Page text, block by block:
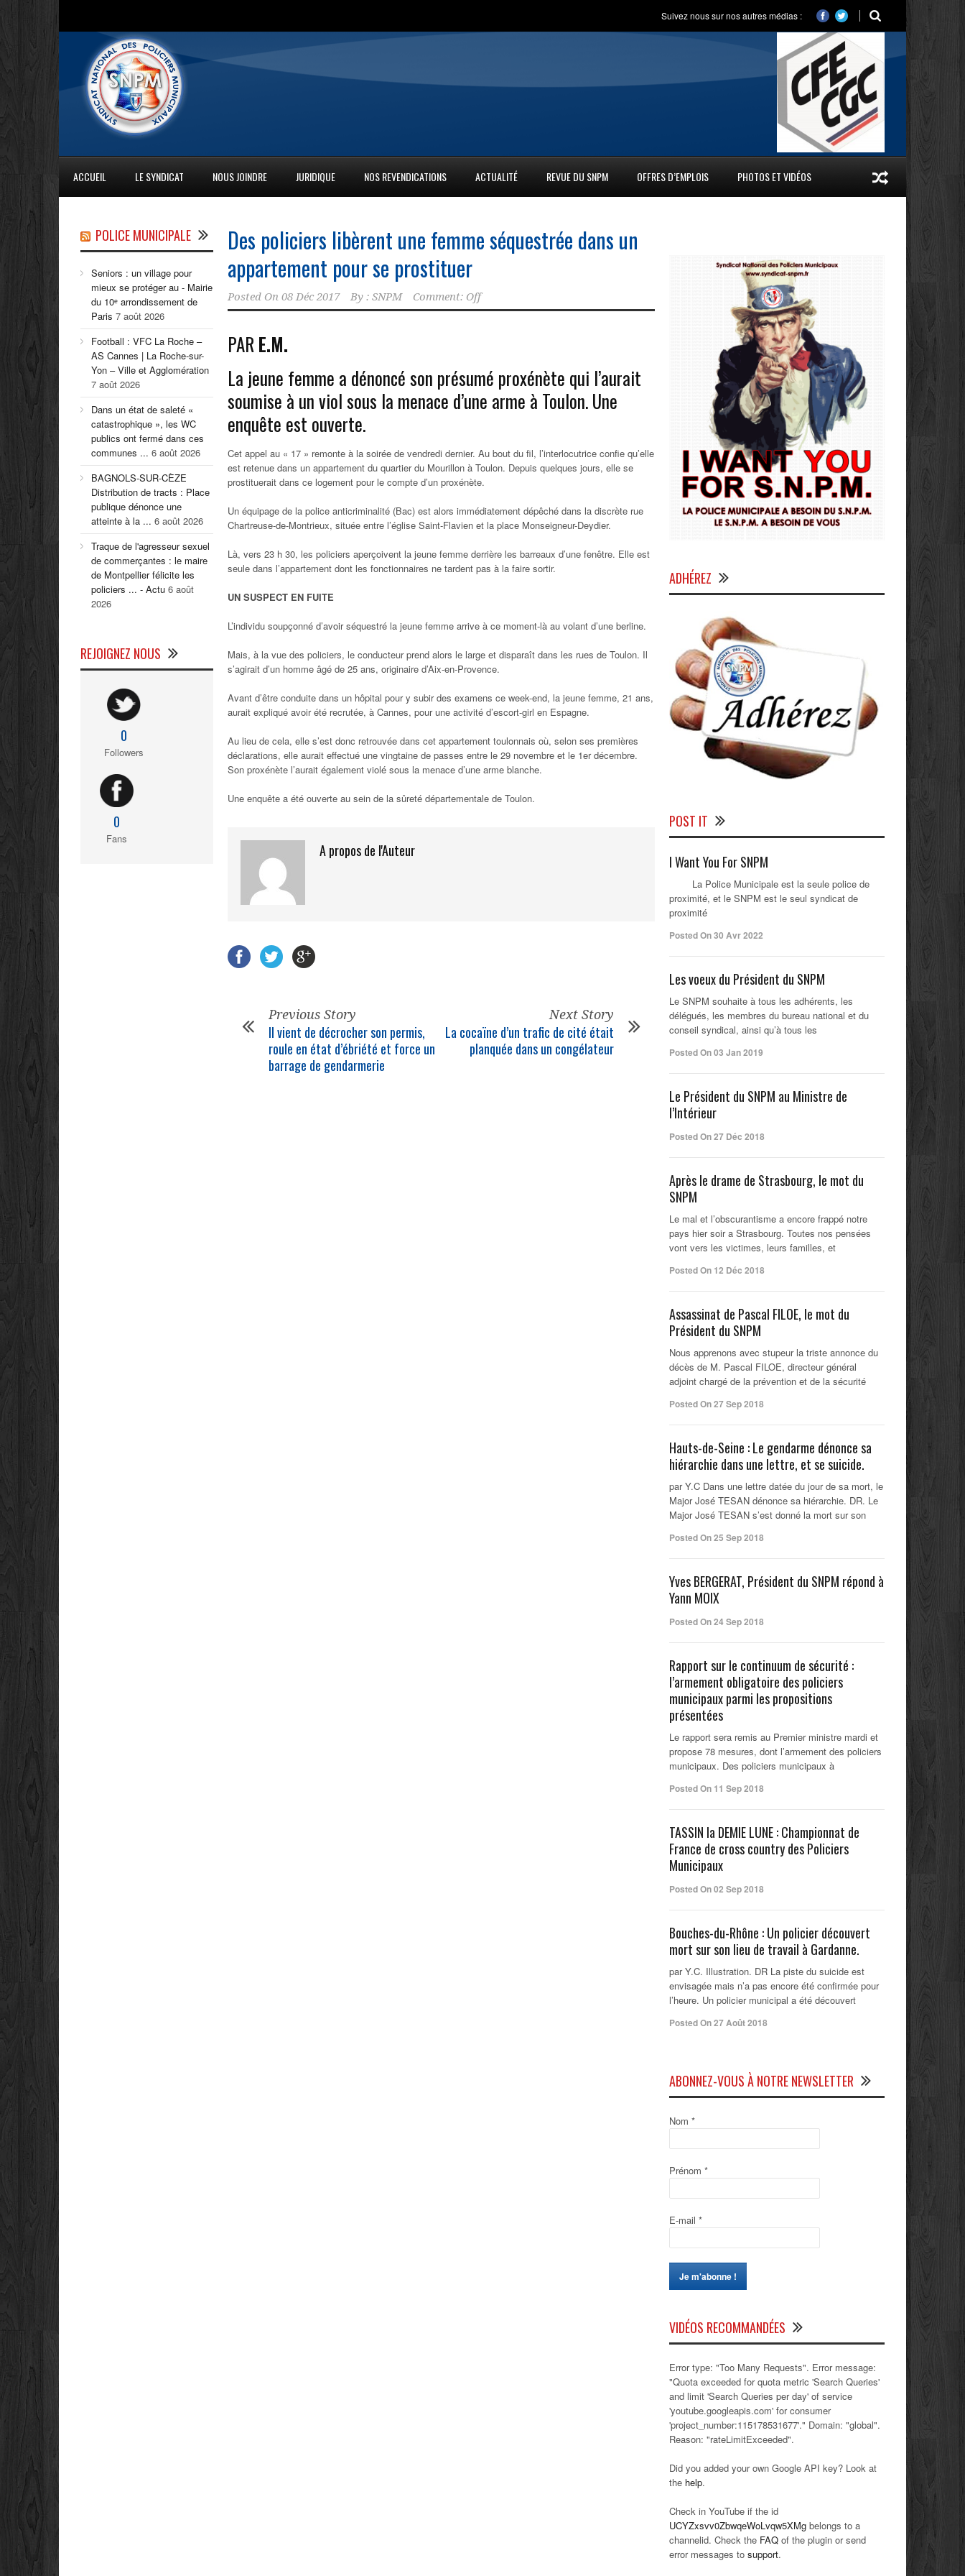
Suivez nous sur nos autres médias :
ACCUEIL LE SYNDICAT NOUS JOINDRE JURIDIQUE NOS REVENDICATIONS ACTUALITÉ REVUE DU SNPM OFFRES D’EMPLOIS PHOTOS ET VIDÉOS
Des policiers libèrent une femme séquestrée dans un
appartement pour se prostituer
Posted On 08 Déc 2017 By : SNPM Comment: Off
PAR E.M.
La jeune femme a dénoncé son présumé proxénète qui l’aurait
soumise à un viol sous la menace d’une arme à Toulon. Une
enquête est ouverte.
Cet appel au « 17 » remonte à la soirée de vendredi dernier. Au bout du fil, l’interlocutrice confie qu’elle
est retenue dans un appartement du quartier du Mourillon à Toulon. Depuis quelques jours, elle se
prostituerait dans ce logement pour le compte d’un proxénète.
Un équipage de la police anticriminalité (Bac) est alors immédiatement dépêché dans la discrète rue
Chartreuse-de-Montrieux, située entre l’église Saint-Flavien et la place Monseigneur-Deydier.
Là, vers 23 h 30, les policiers aperçoivent la jeune femme derrière les barreaux d’une fenêtre. Elle est
seule dans l’appartement dont les fonctionnaires ne tardent pas à la faire sortir.
UN SUSPECT EN FUITE
L’individu soupçonné d’avoir séquestré la jeune femme arrive à ce moment-là au volant d’une berline.
Mais, à la vue des policiers, le conducteur prend alors le large et disparaît dans les rues de Toulon. Il
s’agirait d’un homme âgé de 25 ans, originaire d’Aix-en-Provence.
Avant d’être conduite dans un hôpital pour y subir des examens ce week-end, la jeune femme, 21 ans,
aurait expliqué avoir été recrutée, à Cannes, pour une activité d’escort-girl en Espagne.
Au lieu de cela, elle s’est donc retrouvée dans cet appartement toulonnais où, selon ses premières
déclarations, elle aurait effectué une vingtaine de passes entre le 29 novembre et le 1er décembre.
Son proxénète l’aurait également violé sous la menace d’une arme blanche.
Une enquête a été ouverte au sein de la sûreté départementale de Toulon.
A propos de l'Auteur
Previous Story
Il vient de décrocher son permis,
roule en état d’ébriété et force un
barrage de gendarmerie
Next Story
La cocaïne d’un trafic de cité était
planquée dans un congélateur
POLICE MUNICIPALE
Seniors : un village pour
mieux se protéger au - Mairie
du 10ᵉ arrondissement de
Paris 7 août 2026
Football : VFC La Roche –
AS Cannes | La Roche-sur-
Yon – Ville et Agglomération
7 août 2026
Dans un état de saleté «
catastrophique », les WC
publics ont fermé dans ces
communes ... 6 août 2026
BAGNOLS-SUR-CÈZE
Distribution de tracts : Place
publique dénonce une
atteinte à la ... 6 août 2026
Traque de l'agresseur sexuel
de commerçantes : le maire
de Montpellier félicite les
policiers ... - Actu 6 août
2026
REJOIGNEZ NOUS
0
Followers
0
Fans
ADHÉREZ
POST IT
I Want You For SNPM
La Police Municipale est la seule police de
proximité, et le SNPM est le seul syndicat de
proximité
Posted On 30 Avr 2022
Les voeux du Président du SNPM
Le SNPM souhaite à tous les adhérents, les
délégués, les membres du bureau national et du
conseil syndical, ainsi qu’à tous les
Posted On 03 Jan 2019
Le Président du SNPM au Ministre de
l’Intérieur
Posted On 27 Déc 2018
Après le drame de Strasbourg, le mot du
SNPM
Le mal et l’obscurantisme a encore frappé notre
pays hier soir a Strasbourg. Toutes nos pensées
vont vers les victimes, leurs familles, et
Posted On 12 Déc 2018
Assassinat de Pascal FILOE, le mot du
Président du SNPM
Nous apprenons avec stupeur la triste annonce du
décès de M. Pascal FILOE, directeur général
adjoint chargé de la prévention et de la sécurité
Posted On 27 Sep 2018
Hauts-de-Seine : Le gendarme dénonce sa
hiérarchie dans une lettre, et se suicide.
par Y.C Dans une lettre datée du jour de sa mort, le
Major José TESAN dénonce sa hiérarchie. DR. Le
Major José TESAN s’est donné la mort sur son
Posted On 25 Sep 2018
Yves BERGERAT, Président du SNPM répond à
Yann MOIX
Posted On 24 Sep 2018
Rapport sur le continuum de sécurité :
l’armement obligatoire des policiers
municipaux parmi les propositions
présentées
Le rapport sera remis au Premier ministre mardi et
propose 78 mesures, dont l’armement des policiers
municipaux. Des policiers municipaux à
Posted On 11 Sep 2018
TASSIN la DEMIE LUNE : Championnat de
France de cross country des Policiers
Municipaux
Posted On 02 Sep 2018
Bouches-du-Rhône : Un policier découvert
mort sur son lieu de travail à Gardanne.
par Y.C. Illustration. DR La piste du suicide est
envisagée mais n’a pas encore été confirmée pour
l’heure. Un policier municipal a été découvert
Posted On 27 Août 2018
ABONNEZ-VOUS À NOTRE NEWSLETTER
Nom *
Prénom *
E-mail *
VIDÉOS RECOMMANDÉES
Error type: "Too Many Requests". Error message:
"Quota exceeded for quota metric 'Search Queries'
and limit 'Search Queries per day' of service
'youtube.googleapis.com' for consumer
'project_number:115178531677'." Domain: "global".
Reason: "rateLimitExceeded".
Did you added your own Google API key? Look at
the help.
Check in YouTube if the id
UCYZxsvv0ZbwqeWoLvqw5XMg belongs to a
channelid. Check the FAQ of the plugin or send
error messages to support.